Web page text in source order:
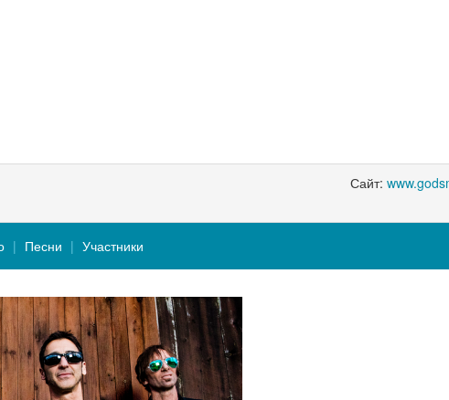
Сайт:
Песни Участники